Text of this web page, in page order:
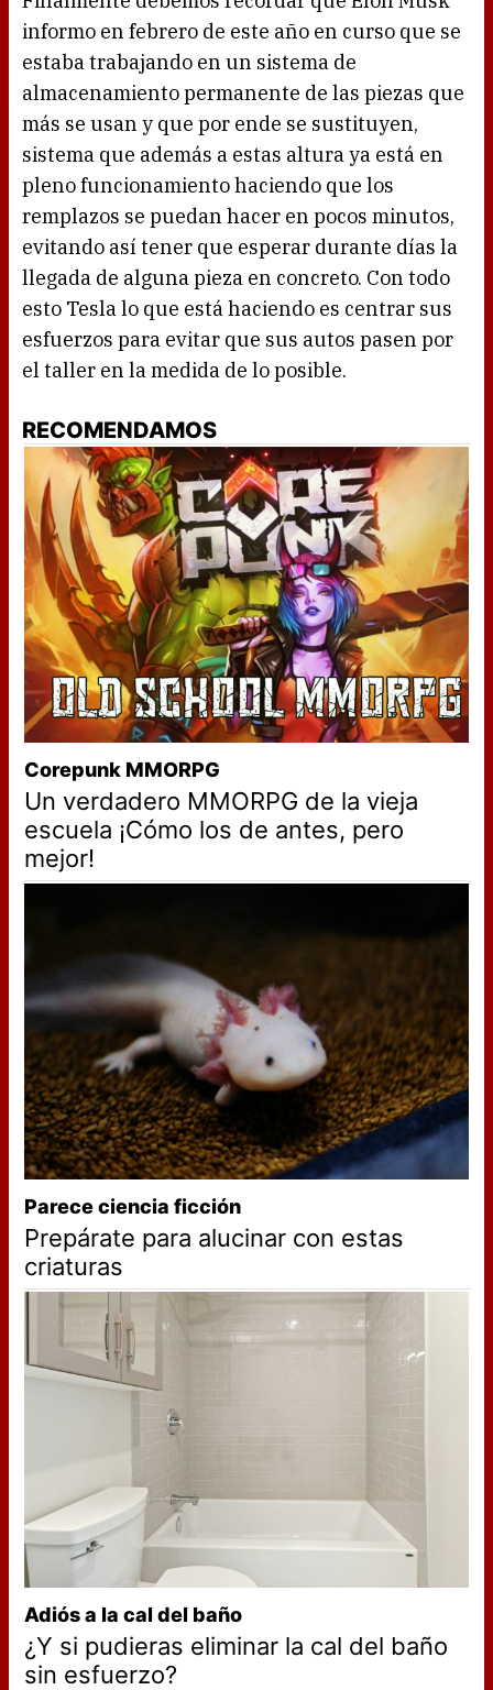
informo en febrero de este año en curso que se
estaba trabajando en un sistema de
almacenamiento permanente de las piezas que
más se usan y que por ende se sustituyen,
sistema que además a estas altura ya está en
pleno funcionamiento haciendo que los
remplazos se puedan hacer en pocos minutos,
evitando así tener que esperar durante días la
llegada de alguna pieza en concreto. Con todo
esto Tesla lo que está haciendo es centrar sus
esfuerzos para evitar que sus autos pasen por
el taller en la medida de lo posible.
RECOMENDAMOS
Corepunk MMORPG
Un verdadero MMORPG de la vieja
escuela ¡Cómo los de antes, pero
mejor!
Parece ciencia ficción
Prepárate para alucinar con estas
criaturas
Adiós a la cal del baño
¿Y si pudieras eliminar la cal del baño
sin esfuerzo?